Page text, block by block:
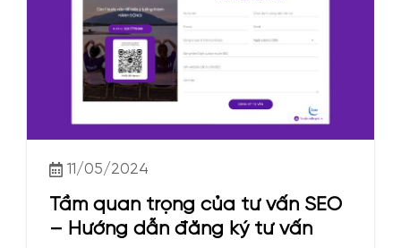
11/05/2024
Tầm quan trọng của tư vấn SEO
– Hướng dẫn đăng ký tư vấn